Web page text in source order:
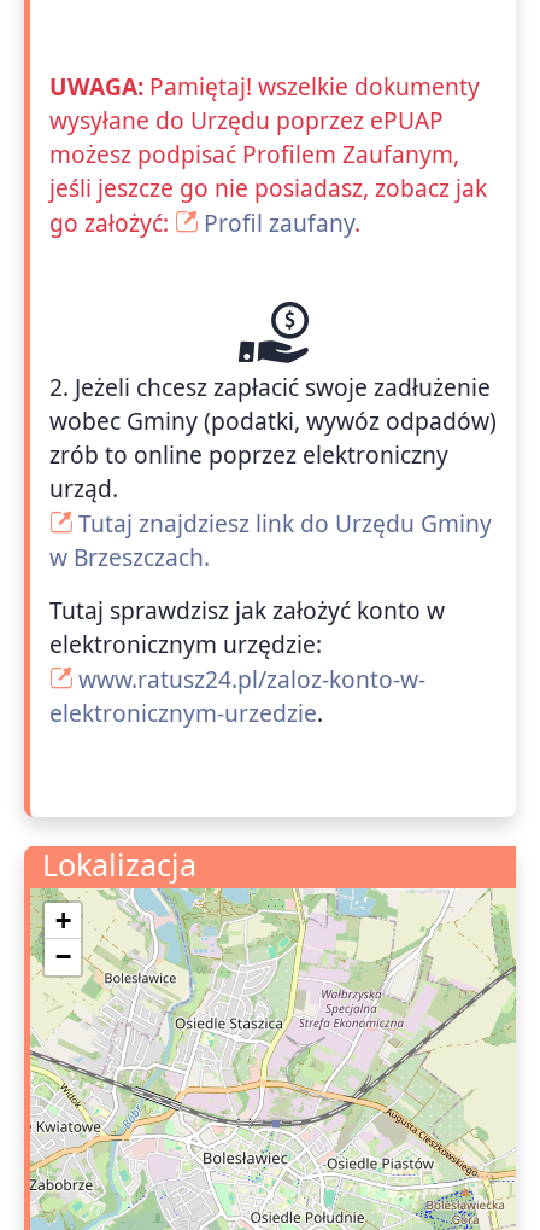
UWAGA: Pamiętaj! wszelkie dokumenty
wysyłane do Urzędu poprzez ePUAP
możesz podpisać Profilem Zaufanym,
jeśli jeszcze go nie posiadasz, zobacz jak
go założyć:
Profil zaufany.
2. Jeżeli chcesz zapłacić swoje zadłużenie
wobec Gminy (podatki, wywóz odpadów)
zrób to online poprzez elektroniczny
urząd.
Tutaj znajdziesz link do Urzędu Gminy
w Brzeszczach.
Tutaj sprawdzisz jak założyć konto w
elektronicznym urzędzie:
www.ratusz24.pl/zaloz-konto-w-
elektronicznym-urzedzie.
Lokalizacja
+
−